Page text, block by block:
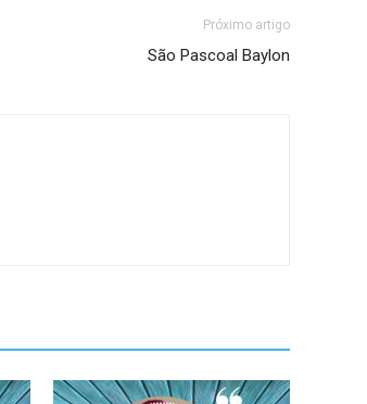
Próximo artigo
São Pascoal Baylon